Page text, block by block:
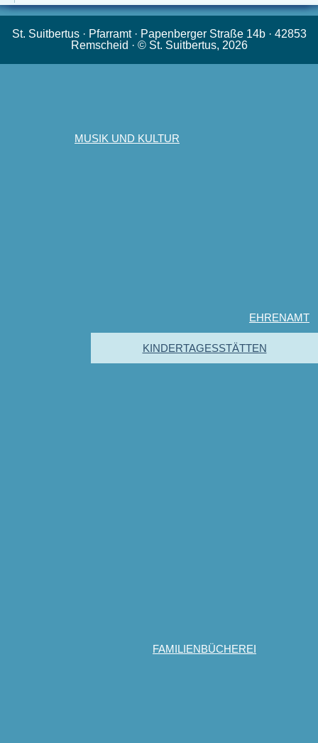
MUSIK UND KULTUR
EHRENAMT
KINDERTAGESSTÄTTEN
FAMILIENBÜCHEREI
St. Suitbertus · Pfarramt · Papenberger Straße 14b · 42853
Remscheid · © St. Suitbertus, 2026